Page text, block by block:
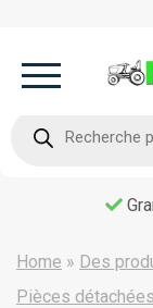
produits
Home » Des
Pièces